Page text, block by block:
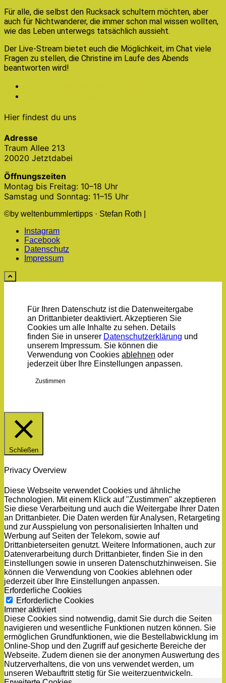
Für alle, die selbst den Rucksack schultern möchten, aber
auch für Nichtwanderer, die immer schon mal wissen wollten,
wie das Leben unterwegs tatsächlich aussieht.
Der Live-Stream bietet euch die Möglichkeit, im Chat viele
Fragen zu stellen, die Christine im Laufe des Abends
beantworten wird!
Hier findest du uns
Adresse
Traum Allee 213
20020 Jetztdabei
Öffnungszeiten
Montag bis Freitag: 10–18 Uhr
Samstag und Sonntag: 11–15 Uhr
©by weltenbummlertipps · Stefan Roth |
Instagram
Facebook
Datenschutz
Impressum
Für Ihren Datenschutz ist die Datenweitergabe
an Drittanbieter deaktiviert. Akzeptieren Sie
Cookies um alle Inhalte zu sehen. Details
finden Sie in unserer Datenschutzerklärung und
unserem Impressum. Sie können die
Verwendung von Cookies ablehnen oder
jederzeit über Ihre Einstellungen anpassen.
Zustimmen
Schließen
Privacy Overview
Diese Webseite verwendet Cookies und ähnliche
Technologien. Mit einem Klick auf "Zustimmen" akzeptieren
Sie diese Verarbeitung und auch die Weitergabe Ihrer Daten
an Drittanbieter. Die Daten werden für Analysen, Retargeting
und zur Ausspielung von personalisierten Inhalten und
Werbung auf Seiten der Telekom, sowie auf
Drittanbieterseiten genutzt. Weitere Informationen, auch zur
Datenverarbeitung durch Drittanbieter, finden Sie in den
Einstellungen sowie in unseren Datenschutzhinweisen. Sie
können die Verwendung von Cookies ablehnen oder
jederzeit über Ihre Einstellungen anpassen.
Erforderliche Cookies
Erforderliche Cookies
Immer aktiviert
Diese Cookies sind notwendig, damit Sie durch die Seiten
navigieren und wesentliche Funktionen nutzen können. Sie
ermöglichen Grundfunktionen, wie die Bestellabwicklung im
Online-Shop und den Zugriff auf gesicherte Bereiche der
Webseite. Zudem dienen sie der anonymen Auswertung des
Nutzerverhaltens, die von uns verwendet werden, um
unseren Webauftritt stetig für Sie weiterzuentwickeln.